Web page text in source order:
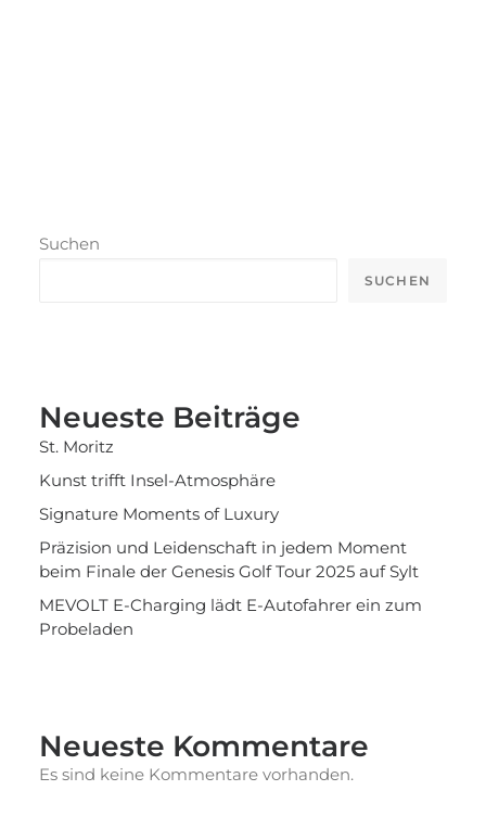
Suchen
SUCHEN
Neueste Beiträge
St. Moritz
Kunst trifft Insel-Atmosphäre
Signature Moments of Luxury
Präzision und Leidenschaft in jedem Moment
beim Finale der Genesis Golf Tour 2025 auf Sylt
MEVOLT E-Charging lädt E-Autofahrer ein zum
Probeladen
Neueste Kommentare
Es sind keine Kommentare vorhanden.